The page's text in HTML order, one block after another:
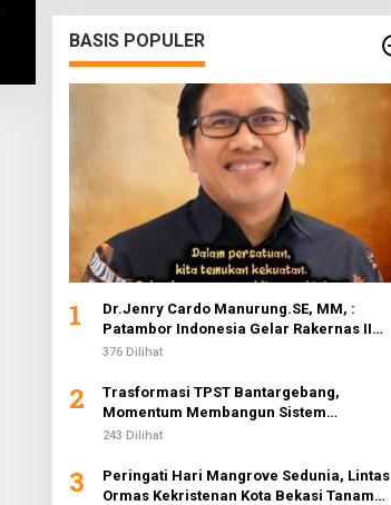
BASIS POPULER
1
Dr.Jenry Cardo Manurung.SE, MM, :
Patambor Indonesia Gelar Rakernas II
Evaluasi Program Kerja
376 Dilihat
2
Trasformasi TPST Bantargebang,
Momentum Membangun Sistem
Lingkungan Terpadu Menuju 5 Abad
243 Dilihat
3
Peringati Hari Mangrove Sedunia, Lintas
Ormas Kekristenan Kota Bekasi Tanam